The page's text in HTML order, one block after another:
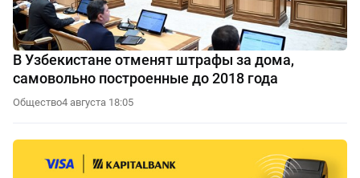
В Узбекистане отменят штрафы за дома,
самовольно построенные до 2018 года
Общество4 августа 18:05